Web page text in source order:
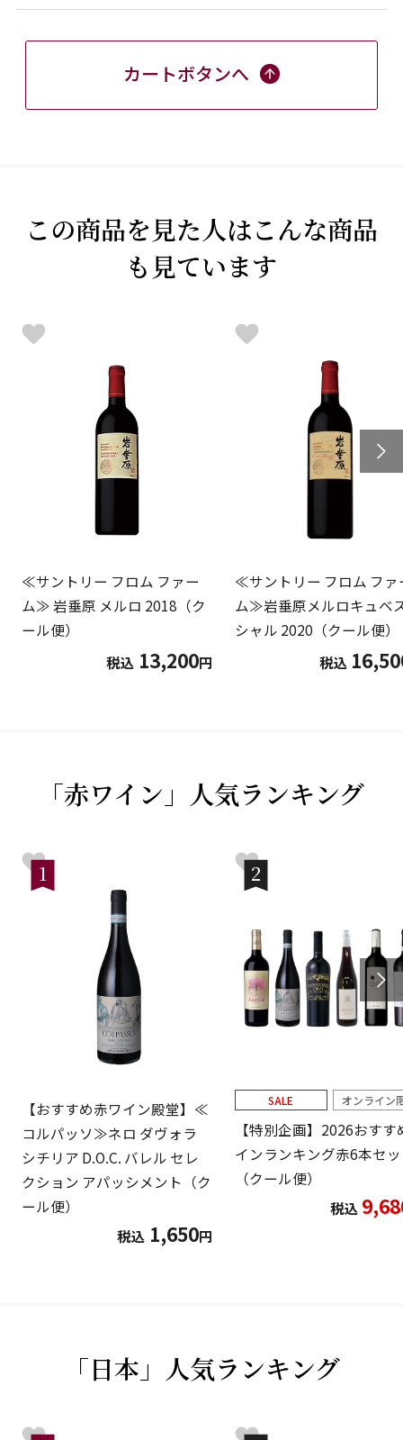
カートボタンへ
この商品を見た人はこんな商品
も見ています
≪サントリー フロム ファー
ム≫ 岩垂原 メルロ 2018（ク
ール便）
税込 13,200円
≪サントリー フロム ファ
ム≫岩垂原メルロキュベ
シャル 2020（クール便）
税込
「赤ワイン」人気ランキング
1
【おすすめ赤ワイン殿堂】≪
コルパッソ≫ネロ ダヴォラ
シチリア D.O.C. バレル セレ
クション アパッシメント（ク
ール便）
税込 1,650円
2
SALE オンライン
【特別企画】2026おすす
インランキング赤6本セ
（クール便）
税込
「日本」人気ランキング